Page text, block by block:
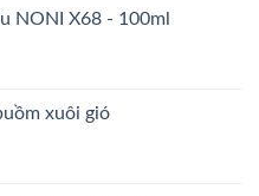
NONI X68 - 100ml
xuôi gió